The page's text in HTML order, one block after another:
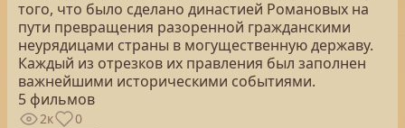
того, что было сделано династией Романовых на
пути превращения разоренной гражданскими
неурядицами страны в могущественную державу.
Каждый из отрезков их правления был заполнен
важнейшими историческими событиями.
5 фильмов
2к 0